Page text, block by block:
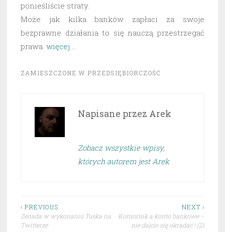
ponieśliście straty.
Może jak kilka banków zapłaci za swoje
bezprawne działania to się nauczą przestrzegać
prawa. więcej …
ZAMIESZCZONE W PRZEDSIĘBIORCZOŚĆ
Napisane przez Arek
Zobacz wszystkie wpisy,
których autorem jest Arek
Nawigacja
wpisu
‹ PREVIOUS
Żenada w wykonaniu Tuska na
Twitterze
NEXT ›
Komornik a konto bankowe –
nie dajcie się okradać ! (2)